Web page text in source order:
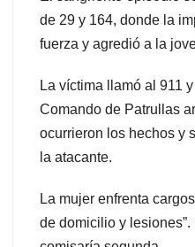
de 29 y 164, donde la
fuerza y agredió a la
La víctima llamó al 911
Comando de Patrullas
ocurrieron los hechos y
la atacante.
La mujer enfrenta
de domicilio y